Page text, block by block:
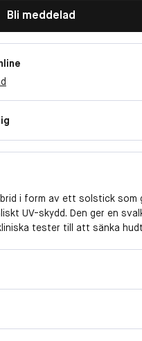
Bli meddelad
i form av ett solstick som
UV-skydd. Den ger en
tester till att sänka
olja som hjälper till att skydda
och som naturligt lugnar
näring till huden och 9 olika
stärker den naturliga